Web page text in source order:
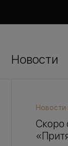
Новости
Новости
Скоро